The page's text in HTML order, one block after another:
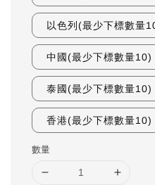
以色列(最少下標數量
中國(最少下標數量10)
泰國(最少下標數量10)
香港(最少下標數量10)
數量